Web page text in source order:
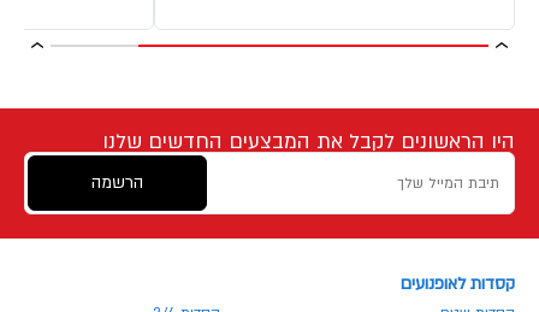
היו הראשונים לקבל את המבצעים החדשים שלנו
הרשמה
קסדות לאופנועים